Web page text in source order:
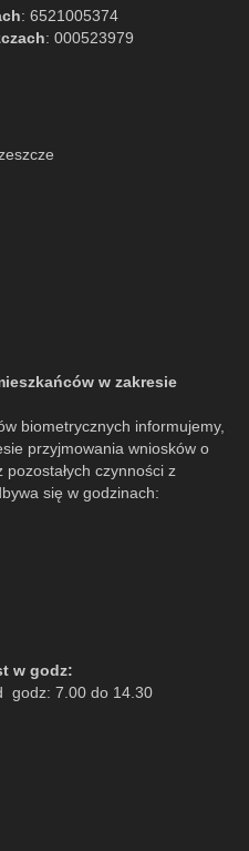
: 6521005374
: 000523979
w zakresie
biometrycznych informujemy,
przyjmowania wniosków o
czynności z
się w godzinach:
w godz:
godz: 7.00 do 14.30